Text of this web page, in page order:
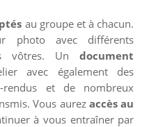
au groupe et à chacun.
photo avec différents
vôtres. Undocument
avec également des
rendus et de nombreux
Vous aurez accès au
à vous entraîner par